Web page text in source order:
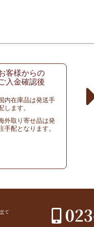
客様からの
入金確認後
内在庫品は発送手
します。
外取り寄せ品は発
手配となります。
て